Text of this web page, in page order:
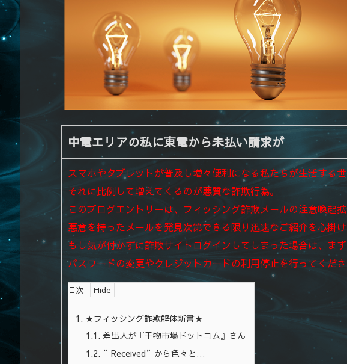
中電エリアの私に東電から未払い請求が
スマホやタブレットが普及し増々便利になる私たちが生活する世
それに比例して増えてくるのが悪質な詐欺行為。
このブログエントリーは、フィッシング詐欺メールの注意喚起
悪意を持ったメールを発見次第できる限り迅速なご紹介を心掛け
もし気が付かずに詐欺サイトログインしてしまった場合は、ま
パスワードの変更やクレジットカードの利用停止を行ってくださ
目次
1. ★フィッシング詐欺解体新書★
1.1. 差出人が『干物市場ドットコム』さん
1.2. ”Received”から色々と…